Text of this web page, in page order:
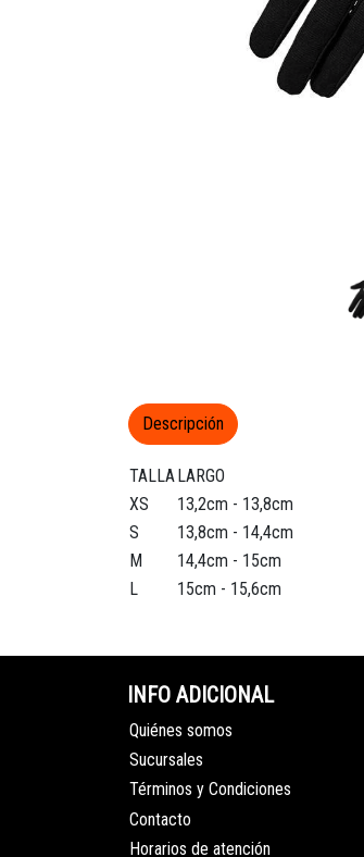
TALLALARGO
XS
13,2cm - 13,8cm
S
13,8cm - 14,4cm
M
14,4cm - 15cm
L
15cm - 15,6cm
Descripción
INFO ADICIONAL
Quiénes somos
Sucursales
Términos y Condiciones
Contacto
Horarios de atención